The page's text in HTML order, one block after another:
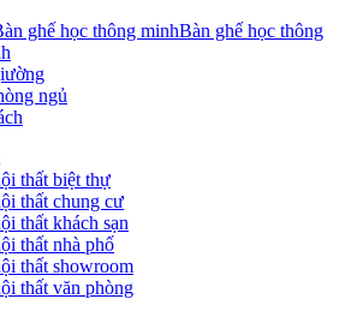
Bàn ghế học thông
ngủ
thất biệt thự
thất chung cư
thất khách sạn
thất nhà phố
thất showroom
thất văn phòng